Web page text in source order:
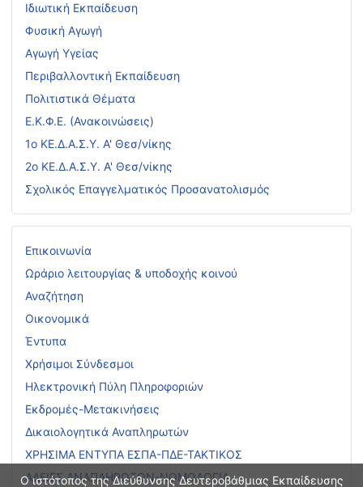
Ο ιστότοπος της Διεύθυνσης Δευτεροβάθμιας Εκπαίδευσης
Ιδιωτική Εκπαίδευση
Φυσική Αγωγή
Αγωγή Υγείας
Περιβαλλοντική Εκπαίδευση
Πολιτιστικά Θέματα
Ε.Κ.Φ.Ε. (Ανακοινώσεις)
1ο ΚΕ.Δ.Α.Σ.Υ. Α' Θεσ/νίκης
2ο ΚΕ.Δ.Α.Σ.Υ. Α' Θεσ/νίκης
Σχολικός Επαγγελματικός Προσανατολισμός
Επικοινωνία
Ωράριο λειτουργίας & υποδοχής κοινού
Αναζήτηση
Οικονομικά
Έντυπα
Χρήσιμοι Σύνδεσμοι
Ηλεκτρονική Πύλη Πληροφοριών
Εκδρομές-Μετακινήσεις
Δικαιολογητικά Αναπληρωτών
ΧΡΗΣΙΜΑ ΕΝΤΥΠΑ ΕΣΠΑ-ΠΔΕ-ΤΑΚΤΙΚΟΣ
ΑΔΕΙΕΣ ΑΝΑΠΛΗΡΩΤΩΝ-ΝΟΜΟΛΟΓΙΑ